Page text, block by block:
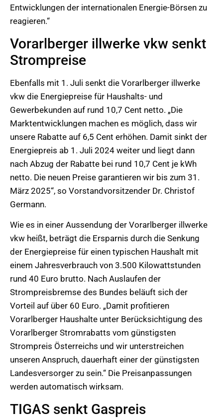
Entwicklungen der internationalen Energie-Börsen zu
reagieren.“
Vorarlberger illwerke vkw senkt
Strompreise
Ebenfalls mit 1. Juli senkt die Vorarlberger illwerke
vkw die Energiepreise für Haushalts- und
Gewerbekunden auf rund 10,7 Cent netto. „Die
Marktentwicklungen machen es möglich, dass wir
unsere Rabatte auf 6,5 Cent erhöhen. Damit sinkt der
Energiepreis ab 1. Juli 2024 weiter und liegt dann
nach Abzug der Rabatte bei rund 10,7 Cent je kWh
netto. Die neuen Preise garantieren wir bis zum 31.
März 2025“, so Vorstandvorsitzender Dr. Christof
Germann.
Wie es in einer Aussendung der Vorarlberger illwerke
vkw heißt, beträgt die Ersparnis durch die Senkung
der Energiepreise für einen typischen Haushalt mit
einem Jahresverbrauch von 3.500 Kilowattstunden
rund 40 Euro brutto. Nach Auslaufen der
Strompreisbremse des Bundes beläuft sich der
Vorteil auf über 60 Euro. „Damit profitieren
Vorarlberger Haushalte unter Berücksichtigung des
Vorarlberger Stromrabatts vom günstigsten
Strompreis Österreichs und wir unterstreichen
unseren Anspruch, dauerhaft einer der günstigsten
Landesversorger zu sein.“ Die Preisanpassungen
werden automatisch wirksam.
TIGAS senkt Gaspreis